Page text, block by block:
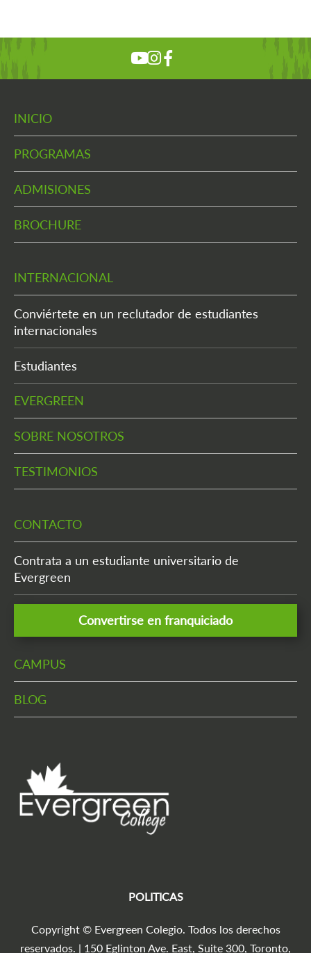
INICIO
PROGRAMAS
ADMISIONES
BROCHURE
INTERNACIONAL
Conviértete en un reclutador de estudiantes
internacionales
Estudiantes
EVERGREEN
SOBRE NOSOTROS
TESTIMONIOS
CONTACTO
Contrata a un estudiante universitario de
Evergreen
Convertirse en franquiciado
CAMPUS
BLOG
Copyright © Evergreen Colegio. Todos los derechos
reservados. | 150 Eglinton Ave. East, Suite 300, Toronto,
POLITICAS